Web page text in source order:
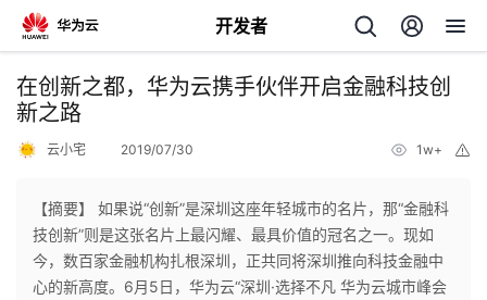
开发者
返
回
个
在创新之都，华为云携手伙伴开启金融科技创
新之路
云小宅 2019/07/30 1w+
【摘要】 如果说“创新”是深圳这座年轻城市的名片，那“金融科
技创新”则是这张名片上最闪耀、最具价值的冠名之一。现如
今，数百家金融机构扎根深圳，正共同将深圳推向科技金融中
心的新高度。6月5日，华为云“深圳·选择不凡 华为云城市峰会